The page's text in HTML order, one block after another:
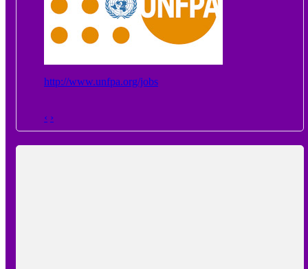
http://www.unfpa.org/jobs
‹ ›